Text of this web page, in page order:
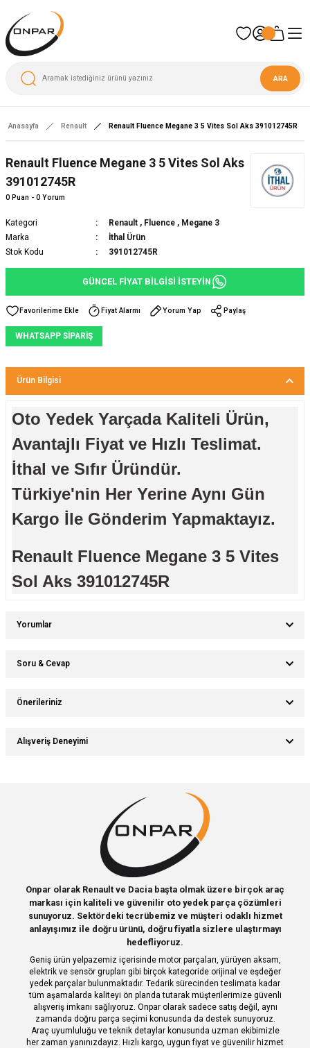
ARA
Anasayfa Renault Renault Fluence Megane 3 5 Vites Sol Aks 391012745R
Renault Fluence Megane 3 5 Vites Sol Aks
391012745R
0 Puan - 0 Yorum
Kategori Renault , Fluence , Megane 3
Marka
İthal Ürün
Stok Kodu
391012745R
GÜNCEL FİYAT BİLGİSİ İSTEYİN
Fiyat Alarmı Yorum Yap Paylaş
WHATSAPP SİPARİŞ
Ürün Bilgisi
Oto Yedek Yarçada Kaliteli Ürün,
Avantajlı Fiyat ve Hızlı Teslimat.
İthal ve Sıfır Üründür.
Türkiye'nin Her Yerine Aynı Gün
Kargo İle Gönderim Yapmaktayız.
Renault Fluence Megane 3 5 Vites
Sol Aks 391012745R
Yorumlar
Soru & Cevap
Önerileriniz
Bu ürünün fiyat bilgisi, resim, ürün açıklamalarında ve diğer konularda
yetersiz gördüğünüz noktaları öneri formunu kullanarak tarafımıza
Ürün resmi kalitesiz, bozuk veya görüntülenemiyor.
Ürün açıklamasında eksik bilgiler bulunuyor.
Ürün bilgilerinde hatalar bulunuyor.
Ürün fiyatı diğer sitelerden daha pahalı.
Bu ürüne benzer farklı alternatifler olmalı.
Gönder
Alışveriş Deneyimi
Sitemize ilk yorumu siz yapın!
Deneyimini Paylaş
Onpar olarak Renault ve Dacia başta olmak üzere birçok araç
markası için kaliteli ve güvenilir oto yedek parça çözümleri
sunuyoruz. Sektördeki tecrübemiz ve müşteri odaklı hizmet
anlayışımız ile doğru ürünü, doğru fiyatla sizlere ulaştırmayı
hedefliyoruz.
Geniş ürün yelpazemiz içerisinde motor parçaları, yürüyen aksam,
elektrik ve sensör grupları gibi birçok kategoride orijinal ve eşdeğer
yedek parçalar bulunmaktadır. Tedarik sürecinden teslimata kadar
tüm aşamalarda kaliteyi ön planda tutarak müşterilerimize güvenli
alışveriş imkanı sağlıyoruz. Onpar olarak sadece satış değil, aynı
zamanda doğru parça seçimi konusunda da destek sunuyoruz.
Araç uyumluluğu ve teknik detaylar konusunda uzman ekibimizle
her zaman yanınızdayız. Hızlı kargo, uygun fiyat ve güvenilir hizmet